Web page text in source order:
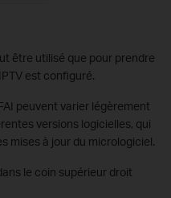
être utilisé que pour prendre
est configuré.
peuvent varier légèrement
versions logicielles, qui
mises à jour du micrologiciel.
le coin supérieur droit